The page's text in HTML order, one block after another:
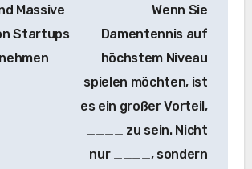
Massive
Startups
Wenn Sie
Damentennis auf
höchstem Niveau
spielen möchten, ist
es ein großer Vorteil,
____ zu sein. Nicht
nur ____, sondern